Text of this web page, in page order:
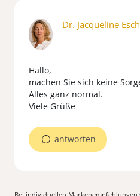
Dr. Jacqueline Esch
Hallo,
machen Sie sich keine
Alles ganz normal.
Viele Grüße
antworten